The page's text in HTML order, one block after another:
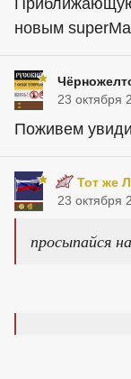
новым
23 октября
Поживем
Тот же
23 октября
просыпайся